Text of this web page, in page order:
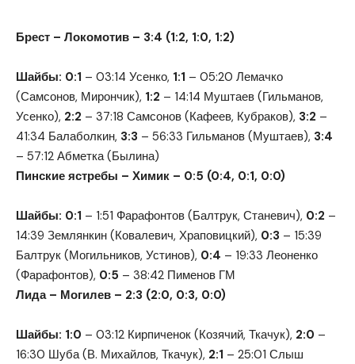
Брест – Локомотив – 3:4 (1:2, 1:0, 1:2)
Шайбы: 0:1 – 03:14 Усенко, 1:1 – 05:20 Лемачко
(Самсонов, Мирончик), 1:2 – 14:14 Муштаев (Гильманов,
Усенко), 2:2 – 37:18 Самсонов (Кафеев, Кубраков), 3:2 –
41:34 Балаболкин, 3:3 – 56:33 Гильманов (Муштаев), 3:4
– 57:12 Абметка (Былина)
Пинские ястребы – Химик – 0:5 (0:4, 0:1, 0:0)
Шайбы: 0:1 – 1:51 Фарафонтов (Балтрук, Станевич), 0:2 –
14:39 Землянкин (Ковалевич, Храповицкий), 0:3 – 15:39
Балтрук (Могильников, Устинов), 0:4 – 19:33 Леоненко
(Фарафонтов), 0:5 – 38:42 Пименов ГМ
Лида – Могилев – 2:3 (2:0, 0:3, 0:0)
Шайбы: 1:0 – 03:12 Кирпиченок (Козячий, Ткачук), 2:0 –
16:30 Шуба (В. Михайлов, Ткачук), 2:1 – 25:01 Слыш